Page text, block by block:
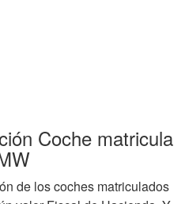
Coche matricula
de los coches matriculados